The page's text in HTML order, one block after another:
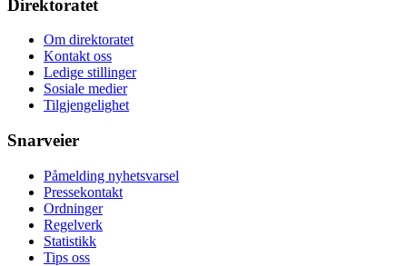
Direktoratet
Om direktoratet
Kontakt oss
Ledige stillinger
Sosiale medier
Tilgjengelighet
Snarveier
Påmelding nyhetsvarsel
Pressekontakt
Ordninger
Regelverk
Statistikk
Tips oss